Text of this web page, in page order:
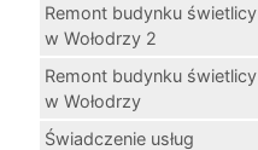
Remont budynku świetlicy
w Wołodrzy 2
Remont budynku świetlicy
w Wołodrzy
Świadczenie usług